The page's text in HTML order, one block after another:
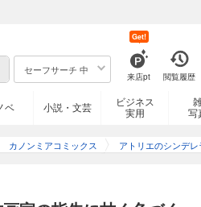
セーフサーチ 中
来店pt
Get!
閲覧履歴
ベ 小説・文芸
ビジネス
実用
写
カノンミアコミックス
アトリエのシンデ